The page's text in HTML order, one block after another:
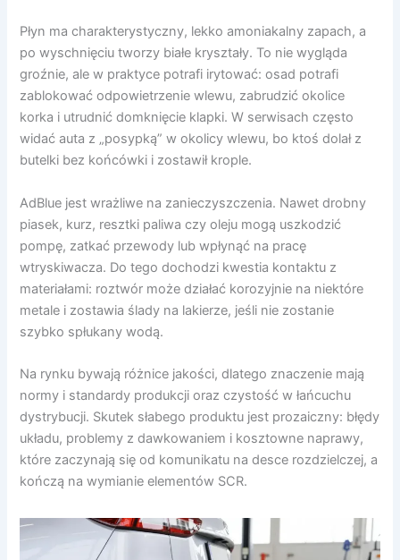
Płyn ma charakterystyczny, lekko amoniakalny zapach, a
po wyschnięciu tworzy białe kryształy. To nie wygląda
groźnie, ale w praktyce potrafi irytować: osad potrafi
zablokować odpowietrzenie wlewu, zabrudzić okolice
korka i utrudnić domknięcie klapki. W serwisach często
widać auta z „posypką” w okolicy wlewu, bo ktoś dolał z
butelki bez końcówki i zostawił krople.
AdBlue jest wrażliwe na zanieczyszczenia. Nawet drobny
piasek, kurz, resztki paliwa czy oleju mogą uszkodzić
pompę, zatkać przewody lub wpłynąć na pracę
wtryskiwacza. Do tego dochodzi kwestia kontaktu z
materiałami: roztwór może działać korozyjnie na niektóre
metale i zostawia ślady na lakierze, jeśli nie zostanie
szybko spłukany wodą.
Na rynku bywają różnice jakości, dlatego znaczenie mają
normy i standardy produkcji oraz czystość w łańcuchu
dystrybucji. Skutek słabego produktu jest prozaiczny: błędy
układu, problemy z dawkowaniem i kosztowne naprawy,
które zaczynają się od komunikatu na desce rozdzielczej, a
kończą na wymianie elementów SCR.